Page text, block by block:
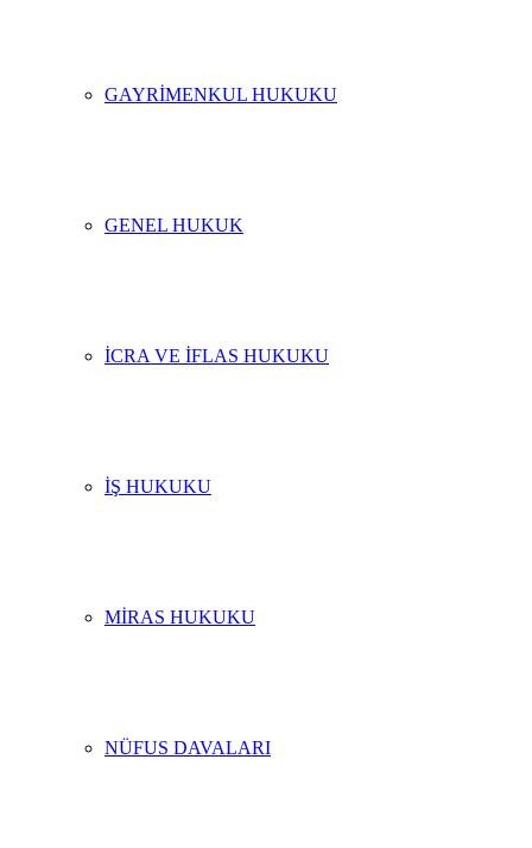
GAYRIMENKUL HUKUKU
GENEL HUKUK
İCRA VE İFLAS HUKUKU
İŞ HUKUKU
MIRAS HUKUKU
NÜFUS DAVALARI